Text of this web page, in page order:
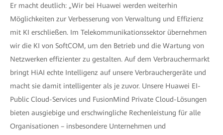
Er macht deutlich: „Wir bei Huawei werden weiterhin
Möglichkeiten zur Verbesserung von Verwaltung und Effizienz
mit KI erschließen. Im Telekommunikationssektor übernehmen
wir die KI von SoftCOM, um den Betrieb und die Wartung von
Netzwerken effizienter zu gestalten. Auf dem Verbrauchermarkt
bringt HiAI echte Intelligenz auf unsere Verbrauchergeräte und
macht sie damit intelligenter als je zuvor. Unsere Huawei EI-
Public Cloud-Services und FusionMind Private Cloud-Lösungen
bieten ausgiebige und erschwingliche Rechenleistung für alle
Organisationen – insbesondere Unternehmen und